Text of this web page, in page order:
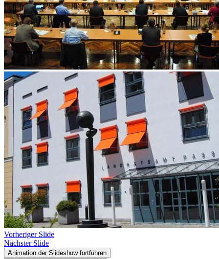
Vorheriger Slide
Nächster Slide
Animation der Slideshow fortführen